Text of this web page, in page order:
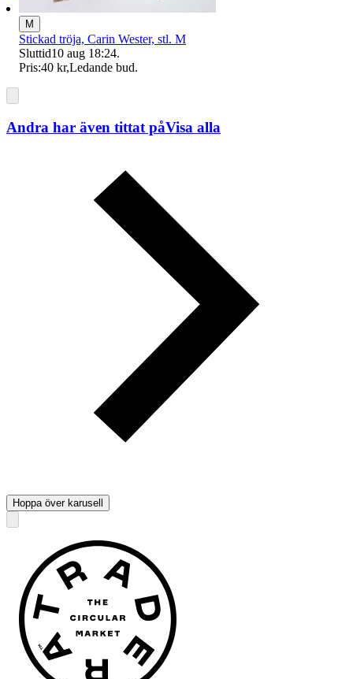
M
Stickad tröja, Carin Wester, stl. M
Sluttid10 aug 18:24.
Pris:40 kr,Ledande bud.
Andra har även tittat påVisa alla
Hoppa över karusell